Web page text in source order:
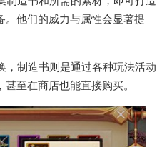
。他们的威力与属性会显著提
，制造书则是通过各种玩法活动
至在商店也能直接购买。